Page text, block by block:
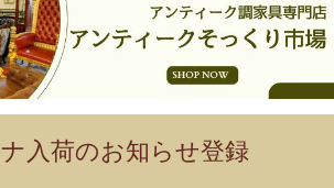
入荷のお知らせ登録